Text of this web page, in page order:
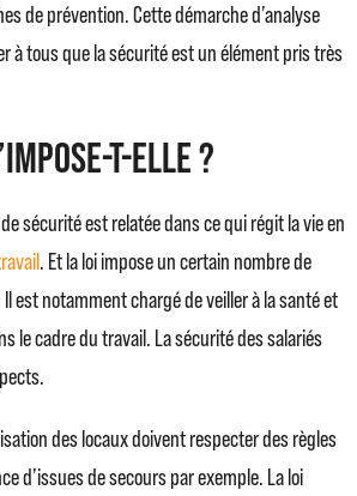
de prévention. Cette démarche d’analyse
à tous que la sécurité est un élément pris très
t-elle ?
sécurité est relatée dans ce qui régit la vie en
. Et la loi impose un certain nombre de
Il est notamment chargé de veiller à la santé et
le cadre du travail. La sécurité des salariés
des locaux doivent respecter des règles
d’issues de secours par exemple. La loi